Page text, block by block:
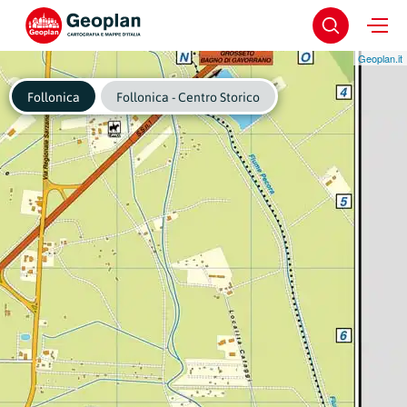
Geoplan.it
Follonica Follonica - Centro Storico